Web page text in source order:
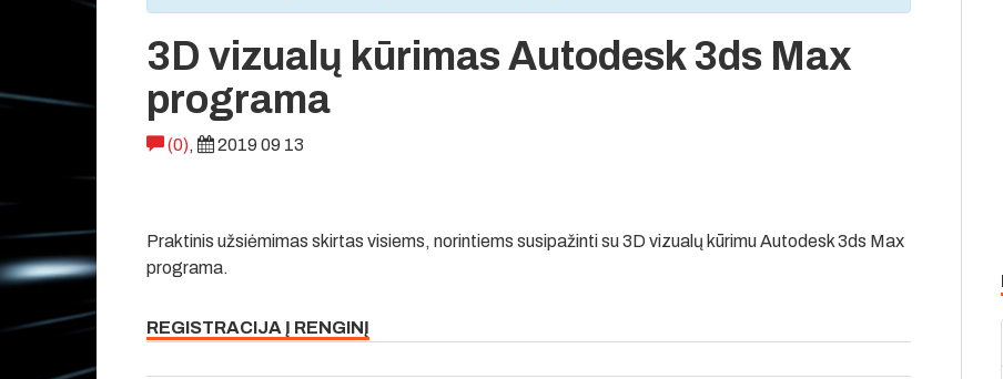
3D vizualų kūrimas Autodesk 3ds Max
programa
(0), 2019 09 13
Praktinis užsiėmimas skirtas visiems, norintiems susipažinti su 3D vizualų kūrimu Autodesk 3ds Max
programa.
REGISTRACIJA Į RENGINĮ